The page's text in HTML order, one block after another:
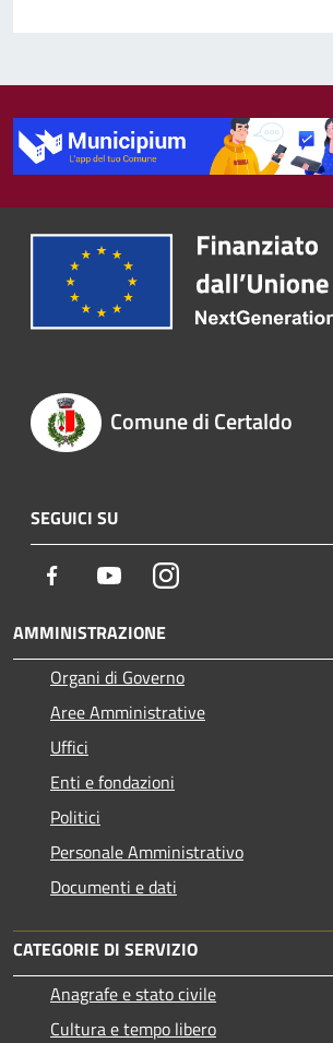
Comune di Certaldo
SEGUICI SU
Facebook YoutubeInstagram
AMMINISTRAZIONE
Organi di Governo
Aree Amministrative
Uffici
Enti e fondazioni
Politici
Personale Amministrativo
Documenti e dati
CATEGORIE DI SERVIZIO
Anagrafe e stato civile
Cultura e tempo libero